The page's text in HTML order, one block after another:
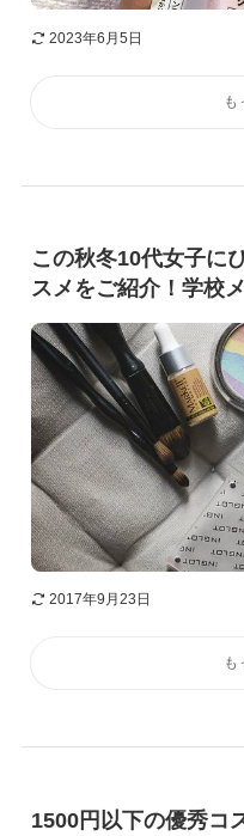
2023年6月5日
この秋冬10代女子に
スメをご紹介！学校
2017年9月23日
1500円以下の優秀コ